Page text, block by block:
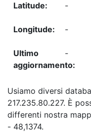
-
-
-
Usiamo diversi
217.235.80.227. È
differenti nostra
- 48,1374.